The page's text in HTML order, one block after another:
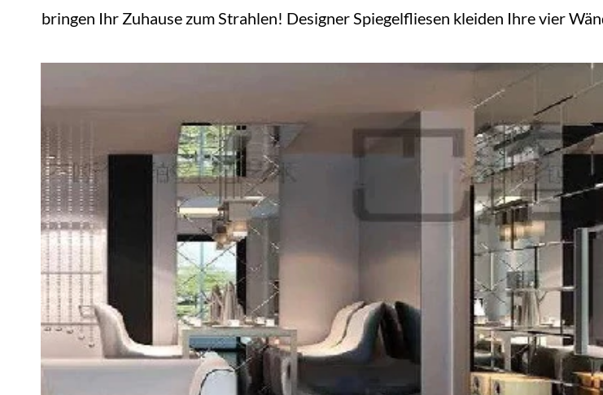
bringen Ihr Zuhause zum Strahlen! Designer Spiegelfliesen kleiden Ihre vier